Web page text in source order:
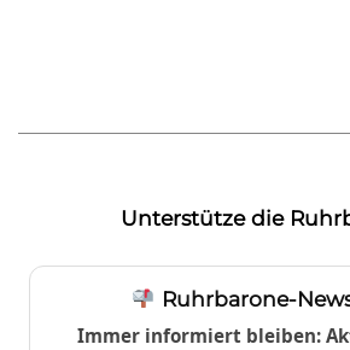
Unterstütze die
Ruhrbarone-
Immer informiert bleiben: